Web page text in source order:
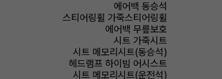
에어백 동승석
스티어링휠 가죽스티어링휠
에어백 무릎보호
시트 가죽시트
시트 메모리시트(동승석)
헤드램프 하이빔 어시스트
시트 메모리시트(운전석)